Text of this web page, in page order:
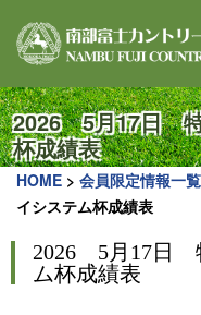
2026 5月17日
杯成績表
HOME > 会員限定情報一覧
イシステム杯成績表
2026 5月17日
ム杯成績表